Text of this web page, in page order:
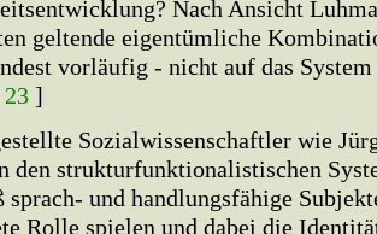
Nach Ansicht
geltende eigentümliche
vorläufig - nicht auf das
23 ]
Sozialwissenschaftler wie
den strukturfunktionalistischen
sprach- und handlungsfähige
Rolle spielen und dabei die